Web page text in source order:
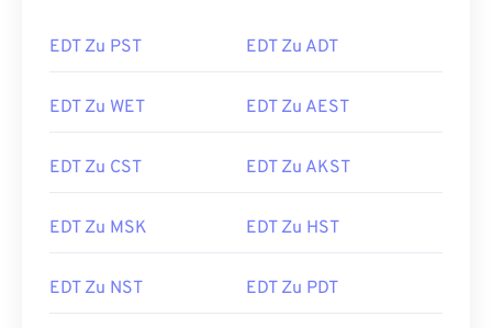
EDT Zu PST EDT Zu ADT
EDT Zu WET EDT Zu AEST
EDT Zu CST EDT Zu AKST
EDT Zu MSK EDT Zu HST
EDT Zu NST EDT Zu PDT